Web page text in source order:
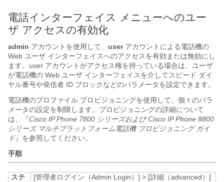
電話インターフェイス メニューへのユー
ザ アクセスの有効化
admin アカウントを使用して、 userアカウントによる電話機の
Web ユーザ インターフェイスへのアクセスを有効または無効にし
ます。user アカウントがアクセス権を持っている場合は、ユーザ
が電話機の Web ユーザ インターフェイスを介してスピード ダイ
ヤル番号や発信者 ID ブロックなどのパラメータを設定できます。
電話機のプロファイル プロビジョニングを使用して、個々のパラ
メータの設定を制限します。プロビジョニングの詳細について
は、『Cisco IP Phone 7800 シリーズおよび Cisco IP Phone 8800
シリーズ マルチプラットフォーム電話機プロビジョニング ガイ
ド』を参照してください。
手順
ステ
[管理者ログイン（Admin Login）] > [詳細（advanced）]